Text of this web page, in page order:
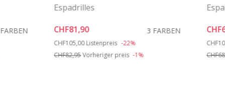
Espadrilles
CHF81,90
3 FARBEN
Price reduced from
CHF105,00 to
Listenpreis -22%
CHF82,95Vorheriger preis -1%
Price